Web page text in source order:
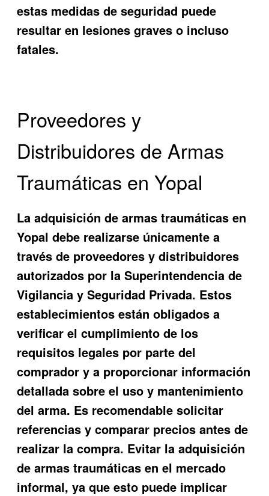
estas medidas de seguridad puede
resultar en lesiones graves o incluso
fatales.
Proveedores y
Distribuidores de Armas
Traumáticas en Yopal
La adquisición de armas traumáticas en
Yopal debe realizarse únicamente a
través de proveedores y distribuidores
autorizados por la Superintendencia de
Vigilancia y Seguridad Privada. Estos
establecimientos están obligados a
verificar el cumplimiento de los
requisitos legales por parte del
comprador y a proporcionar información
detallada sobre el uso y mantenimiento
del arma. Es recomendable solicitar
referencias y comparar precios antes de
realizar la compra. Evitar la adquisición
de armas traumáticas en el mercado
informal, ya que esto puede implicar